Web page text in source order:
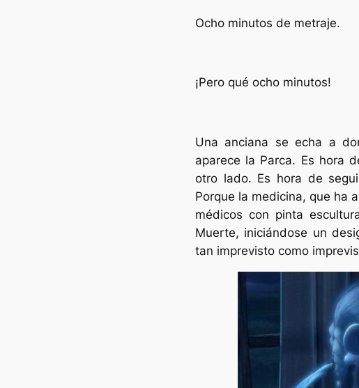
Ocho minutos de metraje.
¡Pero qué ocho minutos!
Una anciana se echa a
aparece la Parca. Es hora
otro lado. Es hora de
Porque la medicina, que ha
médicos con pinta
Muerte, iniciándose un
tan imprevisto como